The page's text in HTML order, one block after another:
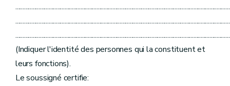
....................................................................................................................................................
....................................................................................................................................................
....................................................................................................................................................
(Indiquer l'identité des personnes qui la constituent et
leurs fonctions).
Le soussigné certifie: